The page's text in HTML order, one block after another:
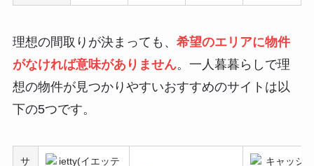
理想の間取りが決まっても、 希望のエリアに物件
がなければ意味がありません。一人暮暮らしで理
想の物件が見つかりやすいおすすめのサイトは以
下の5つです。
サ